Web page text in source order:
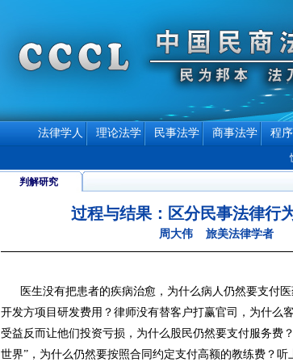
法律学人 理论法学 民事法学 商事法学 程
悦读
判解研究
过程与结果：区分民事法律行
周大伟 旅美法律学者
医生没有把患者的疾病治愈，为什么病人仍然要支付医
开发方项目研发费用？律师没有替客户打赢官司，为什么
受益反而让他们投资亏损，为什么股民仍然要支付服务费
世界”，为什么仍然要按照合同约定支付高额的教练费？